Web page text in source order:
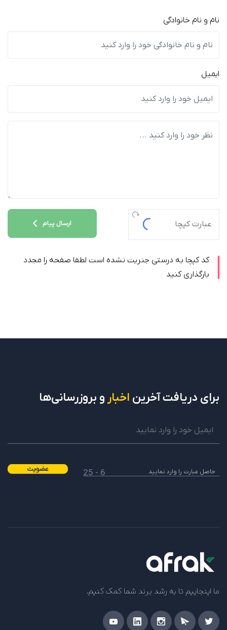
نام و نام خانوادگی
ایمیل
ارسال پیام
کد کپچا به درستی جنریت نشده است لطفا صفحه را مجدد
بارگذاری کنید
برای دریافتآخرین اخبار و بروزرسانی‌ها
6 - 25 عضویت
ما اینجاییم تا به رشد برند شما کمک کنیم.